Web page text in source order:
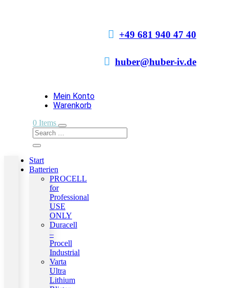
 +49 681 940 47 40
 huber@huber-iv.de
Mein Konto
Warenkorb
0 Items
Start
Batterien
PROCELL
for
Professional
USE
ONLY
Duracell
–
Procell
Industrial
Varta
Ultra
Lithium